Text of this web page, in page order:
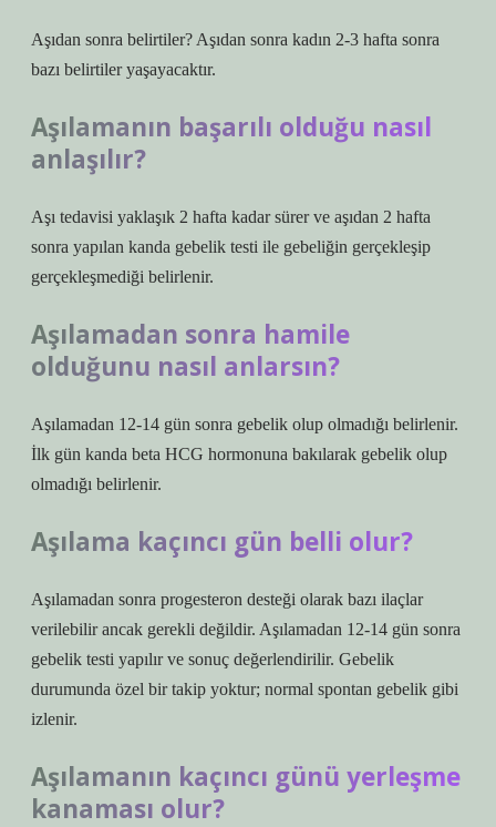
Aşıdan sonra belirtiler? Aşıdan sonra kadın 2-3 hafta sonra
bazı belirtiler yaşayacaktır.
Aşılamanın başarılı olduğu nasıl
anlaşılır?
Aşı tedavisi yaklaşık 2 hafta kadar sürer ve aşıdan 2 hafta
sonra yapılan kanda gebelik testi ile gebeliğin gerçekleşip
gerçekleşmediği belirlenir.
Aşılamadan sonra hamile
olduğunu nasıl anlarsın?
Aşılamadan 12-14 gün sonra gebelik olup olmadığı belirlenir.
İlk gün kanda beta HCG hormonuna bakılarak gebelik olup
olmadığı belirlenir.
Aşılama kaçıncı gün belli olur?
Aşılamadan sonra progesteron desteği olarak bazı ilaçlar
verilebilir ancak gerekli değildir. Aşılamadan 12-14 gün sonra
gebelik testi yapılır ve sonuç değerlendirilir. Gebelik
durumunda özel bir takip yoktur; normal spontan gebelik gibi
izlenir.
Aşılamanın kaçıncı günü yerleşme
kanaması olur?